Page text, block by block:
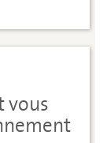
vous